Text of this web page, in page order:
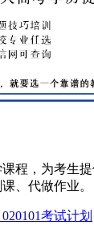
程，为考生
、代做作业。
考试计划